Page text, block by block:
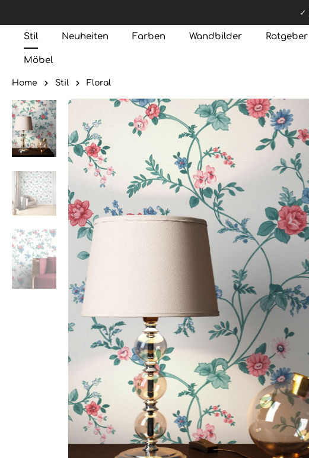
Stil Neuheiten Farben Wandbilder Ratgeber
Möbel
Home Stil Floral